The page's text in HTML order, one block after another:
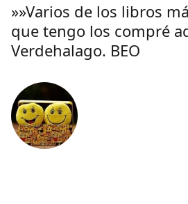
»»Varios de los libros
que tengo los compré
Verdehalago. BEO